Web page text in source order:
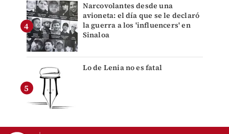
Narcovolantes desde una
avioneta: el día que se le declaró
la guerra a los 'influencers' en
Sinaloa
Lo de Lenia no es fatal